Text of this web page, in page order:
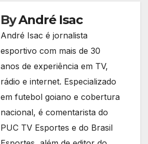
ByAndré Isac
André Isac é jornalista
esportivo com mais de 30
anos de experiência em TV,
rádio e internet. Especializado
em futebol goiano e cobertura
nacional, é comentarista do
PUC TV Esportes e do Brasil